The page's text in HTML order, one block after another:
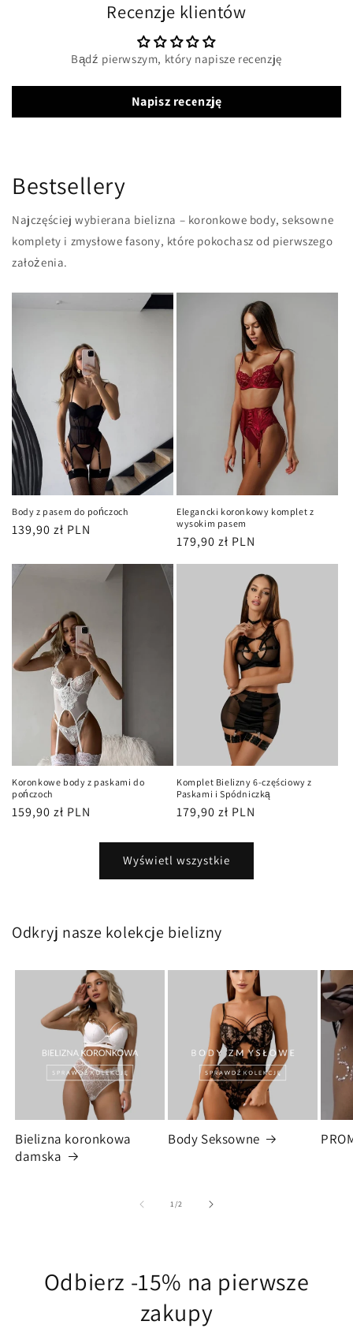
Recenzje klientów
Bądź pierwszym, który napisze recenzję
Napisz recenzję
Bestsellery
Najczęściej wybierana bielizna – koronkowe body, seksowne
komplety i zmysłowe fasony, które pokochasz od pierwszego
założenia.
Body z pasem do pończoch
Cena
139,90 zł PLN
Elegancki koronkowy komplet z
wysokim pasem
Cena
179,90 zł PLN
Koronkowe body z paskami do
pończoch
Cena
159,90 zł PLN
Komplet Bielizny 6-częściowy z
Paskami i Spódniczką
Cena
179,90 zł PLN
Wyświetl wszystkie
Odkryj nasze kolekcje bielizny
Bielizna koronkowa
damska
Body Seksowne
1/z2
Odbierz -15% na pierwsze
zakupy